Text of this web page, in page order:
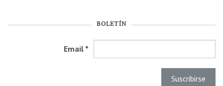
BOLETÍN
Email *